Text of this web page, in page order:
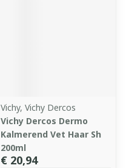
Vichy, Vichy Dercos
Vichy Dercos Dermo
Kalmerend Vet Haar Sh
200ml
€ 20,94